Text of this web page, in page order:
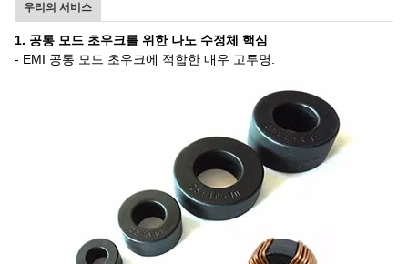
우리의 서비스
1. 공통 모드 초우크를 위한 나노 수정체 핵심
- EMI 공통 모드 초우크에 적합한 매우 고투명.